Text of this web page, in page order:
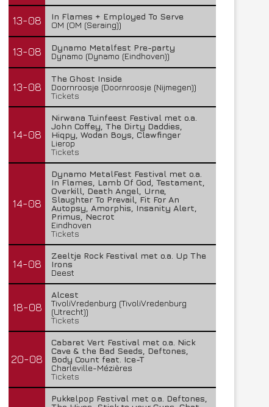
13-08
In Flames + Employed To Serve
OM (OM (Seraing))
13-08
Dynamo Metalfest Pre-party
Dynamo (Dynamo (Eindhoven))
13-08
The Ghost Inside
Doornroosje (Doornroosje (Nijmegen))
Tickets
14-08
Nirwana Tuinfeest Festival met o.a.
John Coffey, The Dirty Daddies,
Hiqpy, Wodan Boys, Clawfinger
Lierop
Tickets
14-08
Dynamo MetalFest Festival met o.a.
In Flames, Lamb Of God, Testament,
Overkill, Death Angel, Urne,
Slaughter To Prevail, Fit For An
Autopsy, Amorphis, Insanity Alert,
Primus, Necrot
Eindhoven
Tickets
14-08
Zeeltje Rock Festival met o.a. Up The
Irons
Deest
18-08
Alcest
TivoliVredenburg (TivoliVredenburg
(Utrecht))
Tickets
20-08
Cabaret Vert Festival met o.a. Nick
Cave & the Bad Seeds, Deftones,
Body Count feat. Ice-T
Charleville-Mézières
Tickets
Pukkelpop Festival met o.a. Deftones,